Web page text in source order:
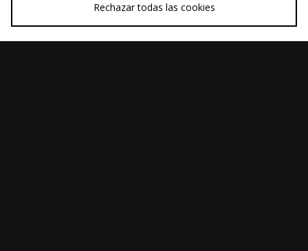
Rechazar todas las cookies